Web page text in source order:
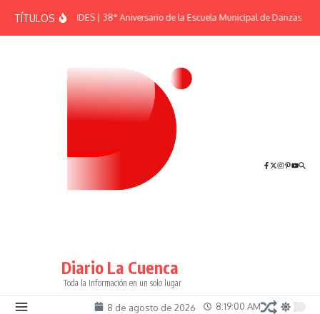
TÍTULOSEFEMÉRIDES | 38° Aniversario de la Escuela Municipal de Danzas “El
Diario La Cuenca
Toda la Información en un solo lugar
8 de agosto de 2026 8:19:01 AM